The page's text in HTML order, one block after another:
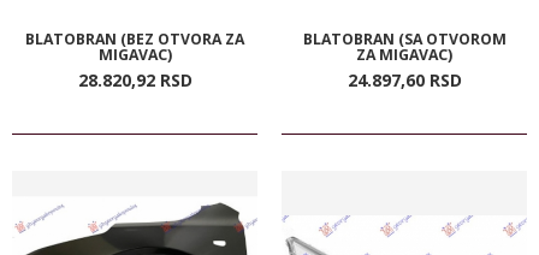
BLATOBRAN (BEZ OTVORA ZA
MIGAVAC)
28.820,92 RSD
BLATOBRAN (SA OTVOROM
ZA MIGAVAC)
24.897,60 RSD